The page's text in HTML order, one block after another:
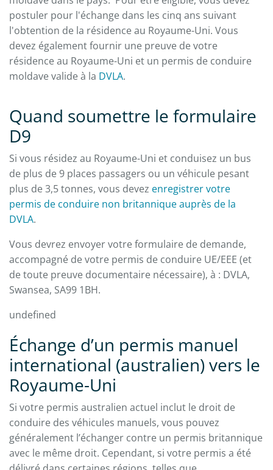
postuler pour l'échange dans les cinq ans suivant
l'obtention de la résidence au Royaume-Uni. Vous
devez également fournir une preuve de votre
résidence au Royaume-Uni et un permis de conduire
moldave valide à la DVLA.
Quand soumettre le formulaire
D9
Si vous résidez au Royaume-Uni et conduisez un bus
de plus de 9 places passagers ou un véhicule pesant
plus de 3,5 tonnes, vous devez enregistrer votre
permis de conduire non britannique auprès de la
DVLA.
Vous devrez envoyer votre formulaire de demande,
accompagné de votre permis de conduire UE/EEE (et
de toute preuve documentaire nécessaire), à : DVLA,
Swansea, SA99 1BH.
undefined
Échange d’un permis manuel
international (australien) vers le
Royaume-Uni
Si votre permis australien actuel inclut le droit de
conduire des véhicules manuels, vous pouvez
généralement l’échanger contre un permis britannique
avec le même droit. Cependant, si votre permis a été